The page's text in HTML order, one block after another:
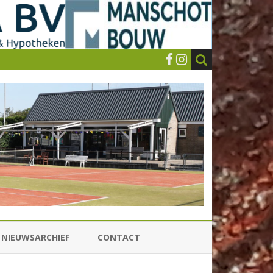
NIEUWSARCHIEF CONTACT